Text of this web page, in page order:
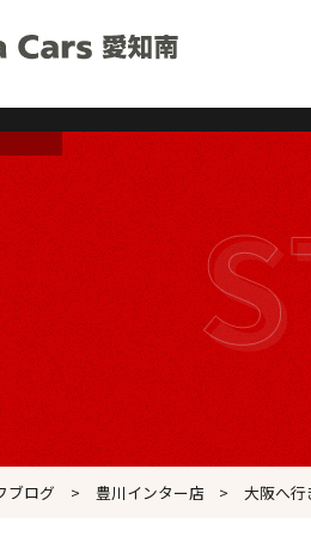
ブログ 豊川インター店 大阪へ行